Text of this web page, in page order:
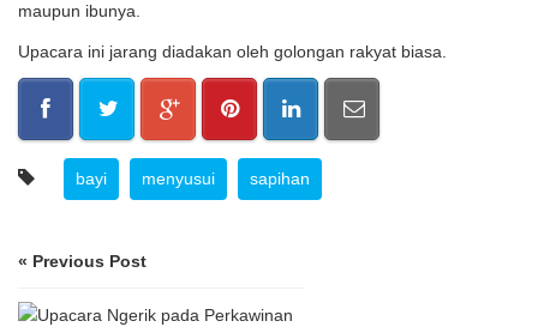
maupun ibunya.
Upacara ini jarang diadakan oleh golongan rakyat biasa.
bayi menyusui sapihan
« Previous Post